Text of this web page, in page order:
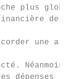
plus
de
une
Néanmoins,
dépenses